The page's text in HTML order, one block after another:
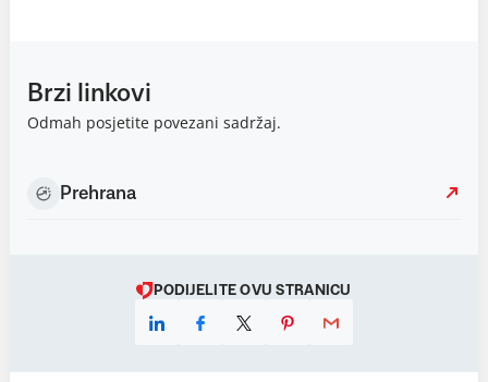
Brzi linkovi
Odmah posjetite povezani sadržaj.
Prehrana
PODIJELITE OVU STRANICU